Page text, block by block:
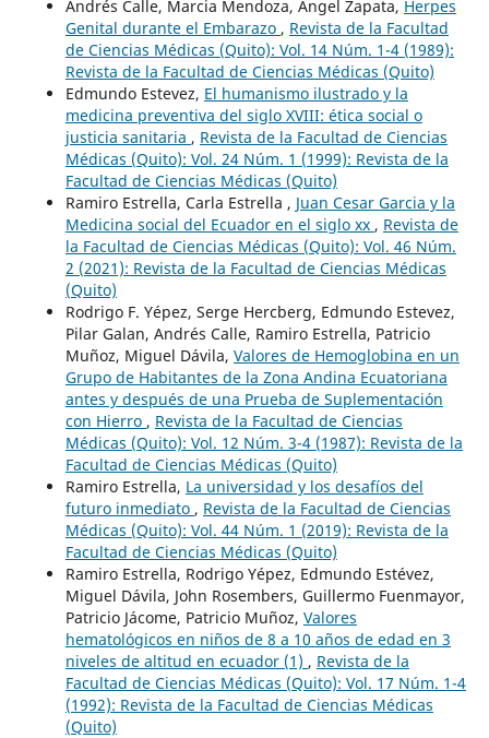
Andrés Calle, Marcia Mendoza, Angel Zapata, Herpes
Genital durante el Embarazo , Revista de la Facultad
de Ciencias Médicas (Quito): Vol. 14 Núm. 1-4 (1989):
Revista de la Facultad de Ciencias Médicas (Quito)
Edmundo Estevez, El humanismo ilustrado y la
medicina preventiva del siglo XVIII: ética social o
justicia sanitaria , Revista de la Facultad de Ciencias
Médicas (Quito): Vol. 24 Núm. 1 (1999): Revista de la
Facultad de Ciencias Médicas (Quito)
Ramiro Estrella, Carla Estrella , Juan Cesar Garcia y la
Medicina social del Ecuador en el siglo xx , Revista de
la Facultad de Ciencias Médicas (Quito): Vol. 46 Núm.
2 (2021): Revista de la Facultad de Ciencias Médicas
(Quito)
Rodrigo F. Yépez, Serge Hercberg, Edmundo Estevez,
Pilar Galan, Andrés Calle, Ramiro Estrella, Patricio
Muñoz, Miguel Dávila, Valores de Hemoglobina en un
Grupo de Habitantes de la Zona Andina Ecuatoriana
antes y después de una Prueba de Suplementación
con Hierro , Revista de la Facultad de Ciencias
Médicas (Quito): Vol. 12 Núm. 3-4 (1987): Revista de la
Facultad de Ciencias Médicas (Quito)
Ramiro Estrella, La universidad y los desafíos del
futuro inmediato , Revista de la Facultad de Ciencias
Médicas (Quito): Vol. 44 Núm. 1 (2019): Revista de la
Facultad de Ciencias Médicas (Quito)
Ramiro Estrella, Rodrigo Yépez, Edmundo Estévez,
Miguel Dávila, John Rosembers, Guillermo Fuenmayor,
Patricio Jácome, Patricio Muñoz, Valores
hematológicos en niños de 8 a 10 años de edad en 3
niveles de altitud en ecuador (1) , Revista de la
Facultad de Ciencias Médicas (Quito): Vol. 17 Núm. 1-4
(1992): Revista de la Facultad de Ciencias Médicas
(Quito)